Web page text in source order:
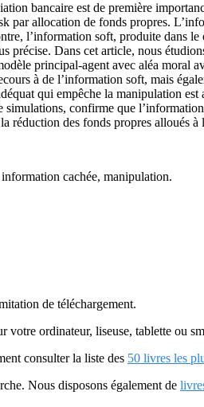
bancaire est de première
par allocation de fonds propres.
l’information soft, produite dans
Dans cet article, nous
principal-agent avec aléa moral
à de l’information soft, mais
qui empêche la manipulation
confirme que
réduction des fonds propres alloués à
cachée, manipulation.
de téléchargement.
votre ordinateur, liseuse, tablette ou
consulter la liste des 50 livres les
Nous disposons également de